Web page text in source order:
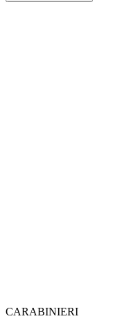
CARABINIERI